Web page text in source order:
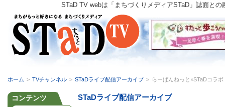
STaD TV webは「まちづくりメディアSTaD」誌面と
ホーム > TVチャンネル > STaDライブ配信アーカイブ > らーばんねっと×STaDコラ
STaDライブ配信アーカイブ
コンテンツ